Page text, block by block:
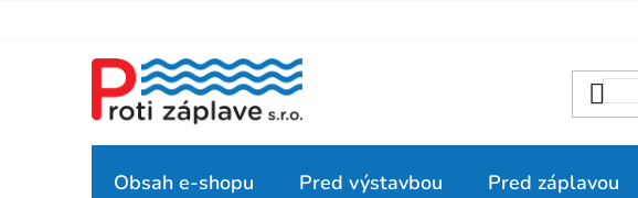
Obsah e-shopu Pred výstavbou Pred záplavou